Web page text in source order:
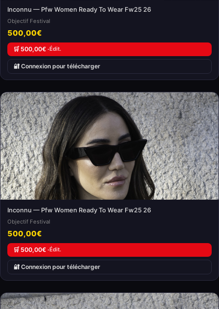
Inconnu — Pfw Women Ready To Wear Fw25 26
Objectif Festival
500,00€
🛒 500,00€ ·Édit.
🔐 Connexion pour télécharger
Inconnu — Pfw Women Ready To Wear Fw25 26
Objectif Festival
500,00€
🛒 500,00€ ·Édit.
🔐 Connexion pour télécharger